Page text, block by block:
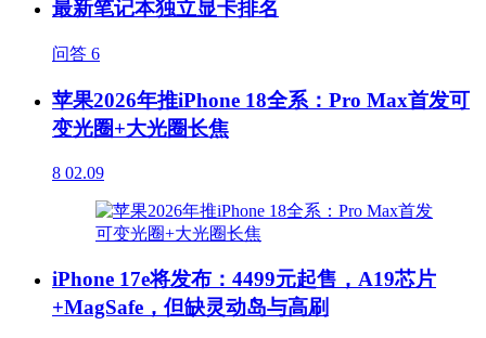
最新笔记本独立显卡排名
问答 6
苹果2026年推iPhone 18全系：Pro Max首发可
变光圈+大光圈长焦
8 02.09
iPhone 17e将发布：4499元起售，A19芯片
+MagSafe，但缺灵动岛与高刷